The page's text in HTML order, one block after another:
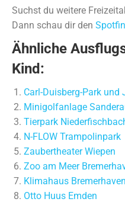
Suchst du weitere
Dann schau dir den
Ähnliche
Kind:
Carl-Duisberg-Park und
Minigolfanlage
Tierpark
N-FLOW Trampolinpark
Zaubertheater Wiepen
Zoo am Meer
Klimahaus Bremerhaven
Otto Huus Emden